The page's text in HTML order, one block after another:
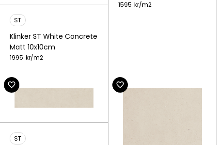
ST
Klinker ST White Concrete
Matt 10x10cm
1995 kr/m2
1595 kr/m2
ST